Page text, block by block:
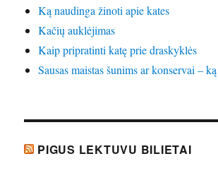
Ką naudinga žinoti apie kates
Kačių auklėjimas
Kaip pripratinti katę prie draskyklės
Sausas maistas šunims ar konservai –
PIGUS LEKTUVU BILIETAI